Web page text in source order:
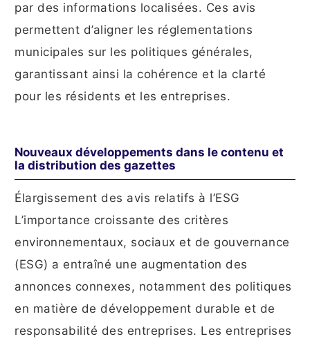
par des informations localisées. Ces avis
permettent d’aligner les réglementations
municipales sur les politiques générales,
garantissant ainsi la cohérence et la clarté
pour les résidents et les entreprises.
Nouveaux développements dans le contenu et
la distribution des gazettes
Élargissement des avis relatifs à l’ESG
L’importance croissante des critères
environnementaux, sociaux et de gouvernance
(ESG) a entraîné une augmentation des
annonces connexes, notamment des politiques
en matière de développement durable et de
responsabilité des entreprises. Les entreprises